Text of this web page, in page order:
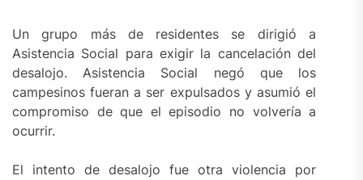
Un grupo más de residentes se dirigió a
Asistencia Social para exigir la cancelación del
desalojo. Asistencia Social negó que los
campesinos fueran a ser expulsados y asumió el
compromiso de que el episodio no volvería a
ocurrir.
El intento de desalojo fue otra violencia por